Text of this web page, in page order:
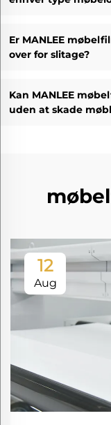
Er MANLEE
over for slitage?
Kan MANLEE
uden at skade
12
Aug